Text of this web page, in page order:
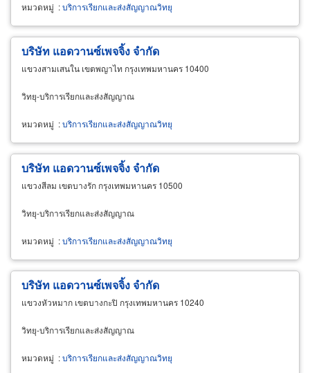
หมวดหมู่ :บริการเรียกและส่งสัญญาณวิทยุ
บริษัท แอดวานซ์เพจจิ้ง จำกัด
แขวงสามเสนใน เขตพญาไท กรุงเทพมหานคร 10400
วิทยุ-บริการเรียกและส่งสัญญาณ
หมวดหมู่ :บริการเรียกและส่งสัญญาณวิทยุ
บริษัท แอดวานซ์เพจจิ้ง จำกัด
แขวงสีลม เขตบางรัก กรุงเทพมหานคร 10500
วิทยุ-บริการเรียกและส่งสัญญาณ
หมวดหมู่ :บริการเรียกและส่งสัญญาณวิทยุ
บริษัท แอดวานซ์เพจจิ้ง จำกัด
แขวงหัวหมาก เขตบางกะปิ กรุงเทพมหานคร 10240
วิทยุ-บริการเรียกและส่งสัญญาณ
หมวดหมู่ :บริการเรียกและส่งสัญญาณวิทยุ